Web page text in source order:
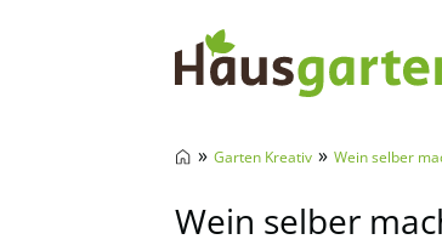
» Garten Kreativ » Wein selber
Wein selber